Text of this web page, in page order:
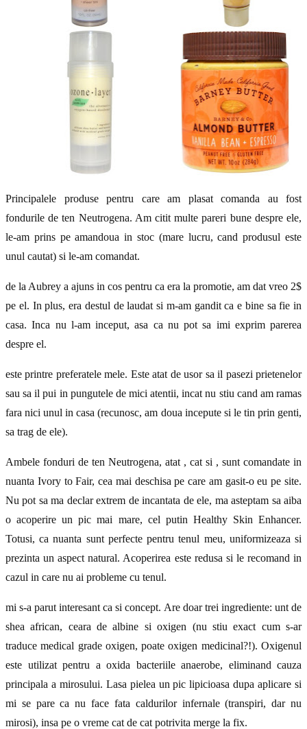
Principalele produse pentru care am plasat comanda au fost
fondurile de ten Neutrogena. Am citit multe pareri bune despre ele,
le-am prins pe amandoua in stoc (mare lucru, cand produsul este
unul cautat) si le-am comandat.
de la Aubrey a ajuns in cos pentru ca era la promotie, am dat vreo 2$
pe el. In plus, era destul de laudat si m-am gandit ca e bine sa fie in
casa. Inca nu l-am inceput, asa ca nu pot sa imi exprim parerea
despre el.
este printre preferatele mele. Este atat de usor sa il pasezi prietenelor
sau sa il pui in pungutele de mici atentii, incat nu stiu cand am ramas
fara nici unul in casa (recunosc, am doua incepute si le tin prin genti,
sa trag de ele).
Ambele fonduri de ten Neutrogena, atat , cat si , sunt comandate in
nuanta Ivory to Fair, cea mai deschisa pe care am gasit-o eu pe site.
Nu pot sa ma declar extrem de incantata de ele, ma asteptam sa aiba
o acoperire un pic mai mare, cel putin Healthy Skin Enhancer.
Totusi, ca nuanta sunt perfecte pentru tenul meu, uniformizeaza si
prezinta un aspect natural. Acoperirea este redusa si le recomand in
cazul in care nu ai probleme cu tenul.
mi s-a parut interesant ca si concept. Are doar trei ingrediente: unt de
shea african, ceara de albine si oxigen (nu stiu exact cum s-ar
traduce medical grade oxigen, poate oxigen medicinal?!). Oxigenul
este utilizatpentru a oxida bacteriile anaerobe, eliminand cauza
principala a mirosului. Lasa pielea un pic lipicioasa dupa aplicare si
mi se pare ca nu face fata caldurilor infernale (transpiri, dar nu
mirosi), insa pe o vreme cat de cat potrivita merge la fix.